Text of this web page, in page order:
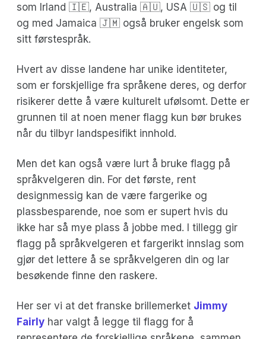
som Irland 🇮🇪, Australia 🇦🇺, USA 🇺🇸 og til
og med Jamaica 🇯🇲 også bruker engelsk som
sitt førstespråk.
Hvert av disse landene har unike identiteter,
som er forskjellige fra språkene deres, og derfor
risikerer dette å være kulturelt ufølsomt. Dette er
grunnen til at noen mener flagg kun bør brukes
når du tilbyr landspesifikt innhold.
Men det kan også være lurt å bruke flagg på
språkvelgeren din. For det første, rent
designmessig kan de være fargerike og
plassbesparende, noe som er supert hvis du
ikke har så mye plass å jobbe med. I tillegg gir
flagg på språkvelgeren et fargerikt innslag som
gjør det lettere å se språkvelgeren din og lar
besøkende finne den raskere.
Her ser vi at det franske brillemerket Jimmy
Fairly har valgt å legge til flagg for å